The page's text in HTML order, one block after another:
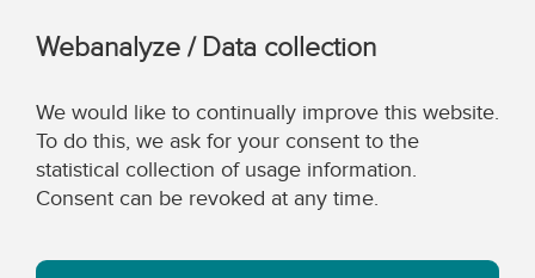
Webanalyze / Data collection
We would like to continually improve this website.
To do this, we ask for your consent to the
statistical collection of usage information.
Consent can be revoked at any time.